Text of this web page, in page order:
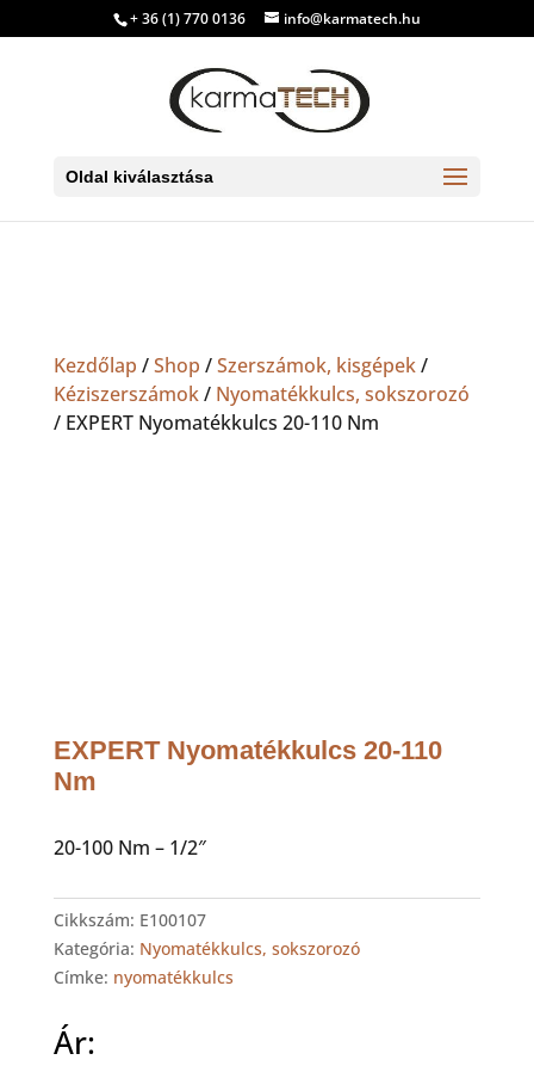
+ 36 (1) 770 0136 info@karmatech.hu
Oldal kiválasztása
Kezdőlap /Shop /Szerszámok, kisgépek/
Kéziszerszámok/ Nyomatékkulcs, sokszorozó
/ EXPERT Nyomatékkulcs 20-110 Nm
EXPERT Nyomatékkulcs 20-110
Nm
20-100 Nm – 1/2″
Cikkszám: E100107
Kategória: Nyomatékkulcs, sokszorozó
Címke: nyomatékkulcs
Ár: